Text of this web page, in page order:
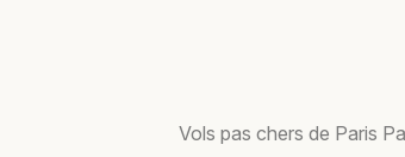
Vols pas chers de Paris